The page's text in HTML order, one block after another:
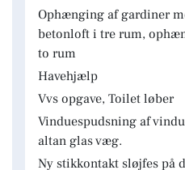
Ophænging af gardiner
betonloft i tre rum,
to rum
Havehjælp
Vvs opgave, Toilet løber
Vinduespudsning af
altan glas væg.
Ny stikkontakt sløjfes på